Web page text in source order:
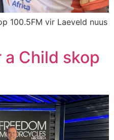
100.5FM vir Laeveld nuus
Child skop